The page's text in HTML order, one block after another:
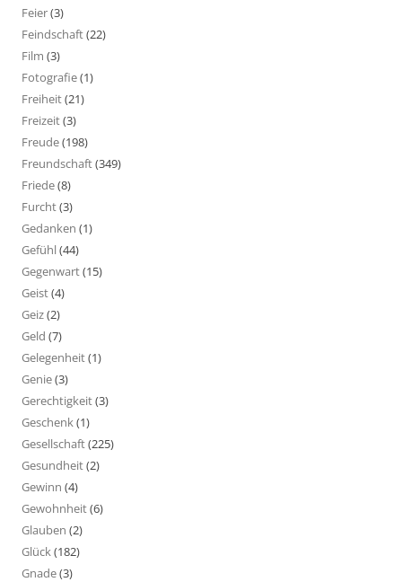
Feier(3)
Feindschaft(22)
Film (3)
Fotografie(1)
Freiheit(21)
Freizeit(3)
Freude(198)
Freundschaft(349)
Friede(8)
Furcht(3)
Gedanken (1)
Gefühl(44)
Gegenwart(15)
Geist(4)
Geiz(2)
Geld (7)
Gelegenheit(1)
Genie(3)
Gerechtigkeit(3)
Geschenk(1)
Gesellschaft(225)
Gesundheit(2)
Gewinn (4)
Gewohnheit(6)
Glauben (2)
Glück(182)
Gnade(3)